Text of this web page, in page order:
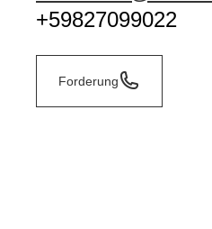
+59827099022
Forderung